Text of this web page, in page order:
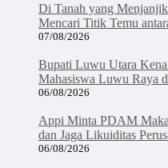
Di Tanah yang
Mencari Titik Temu
07/08/2026
Bupati Luwu Utara
Mahasiswa Luwu Raya
06/08/2026
Appi Minta PDAM
dan Jaga Likuiditas
06/08/2026